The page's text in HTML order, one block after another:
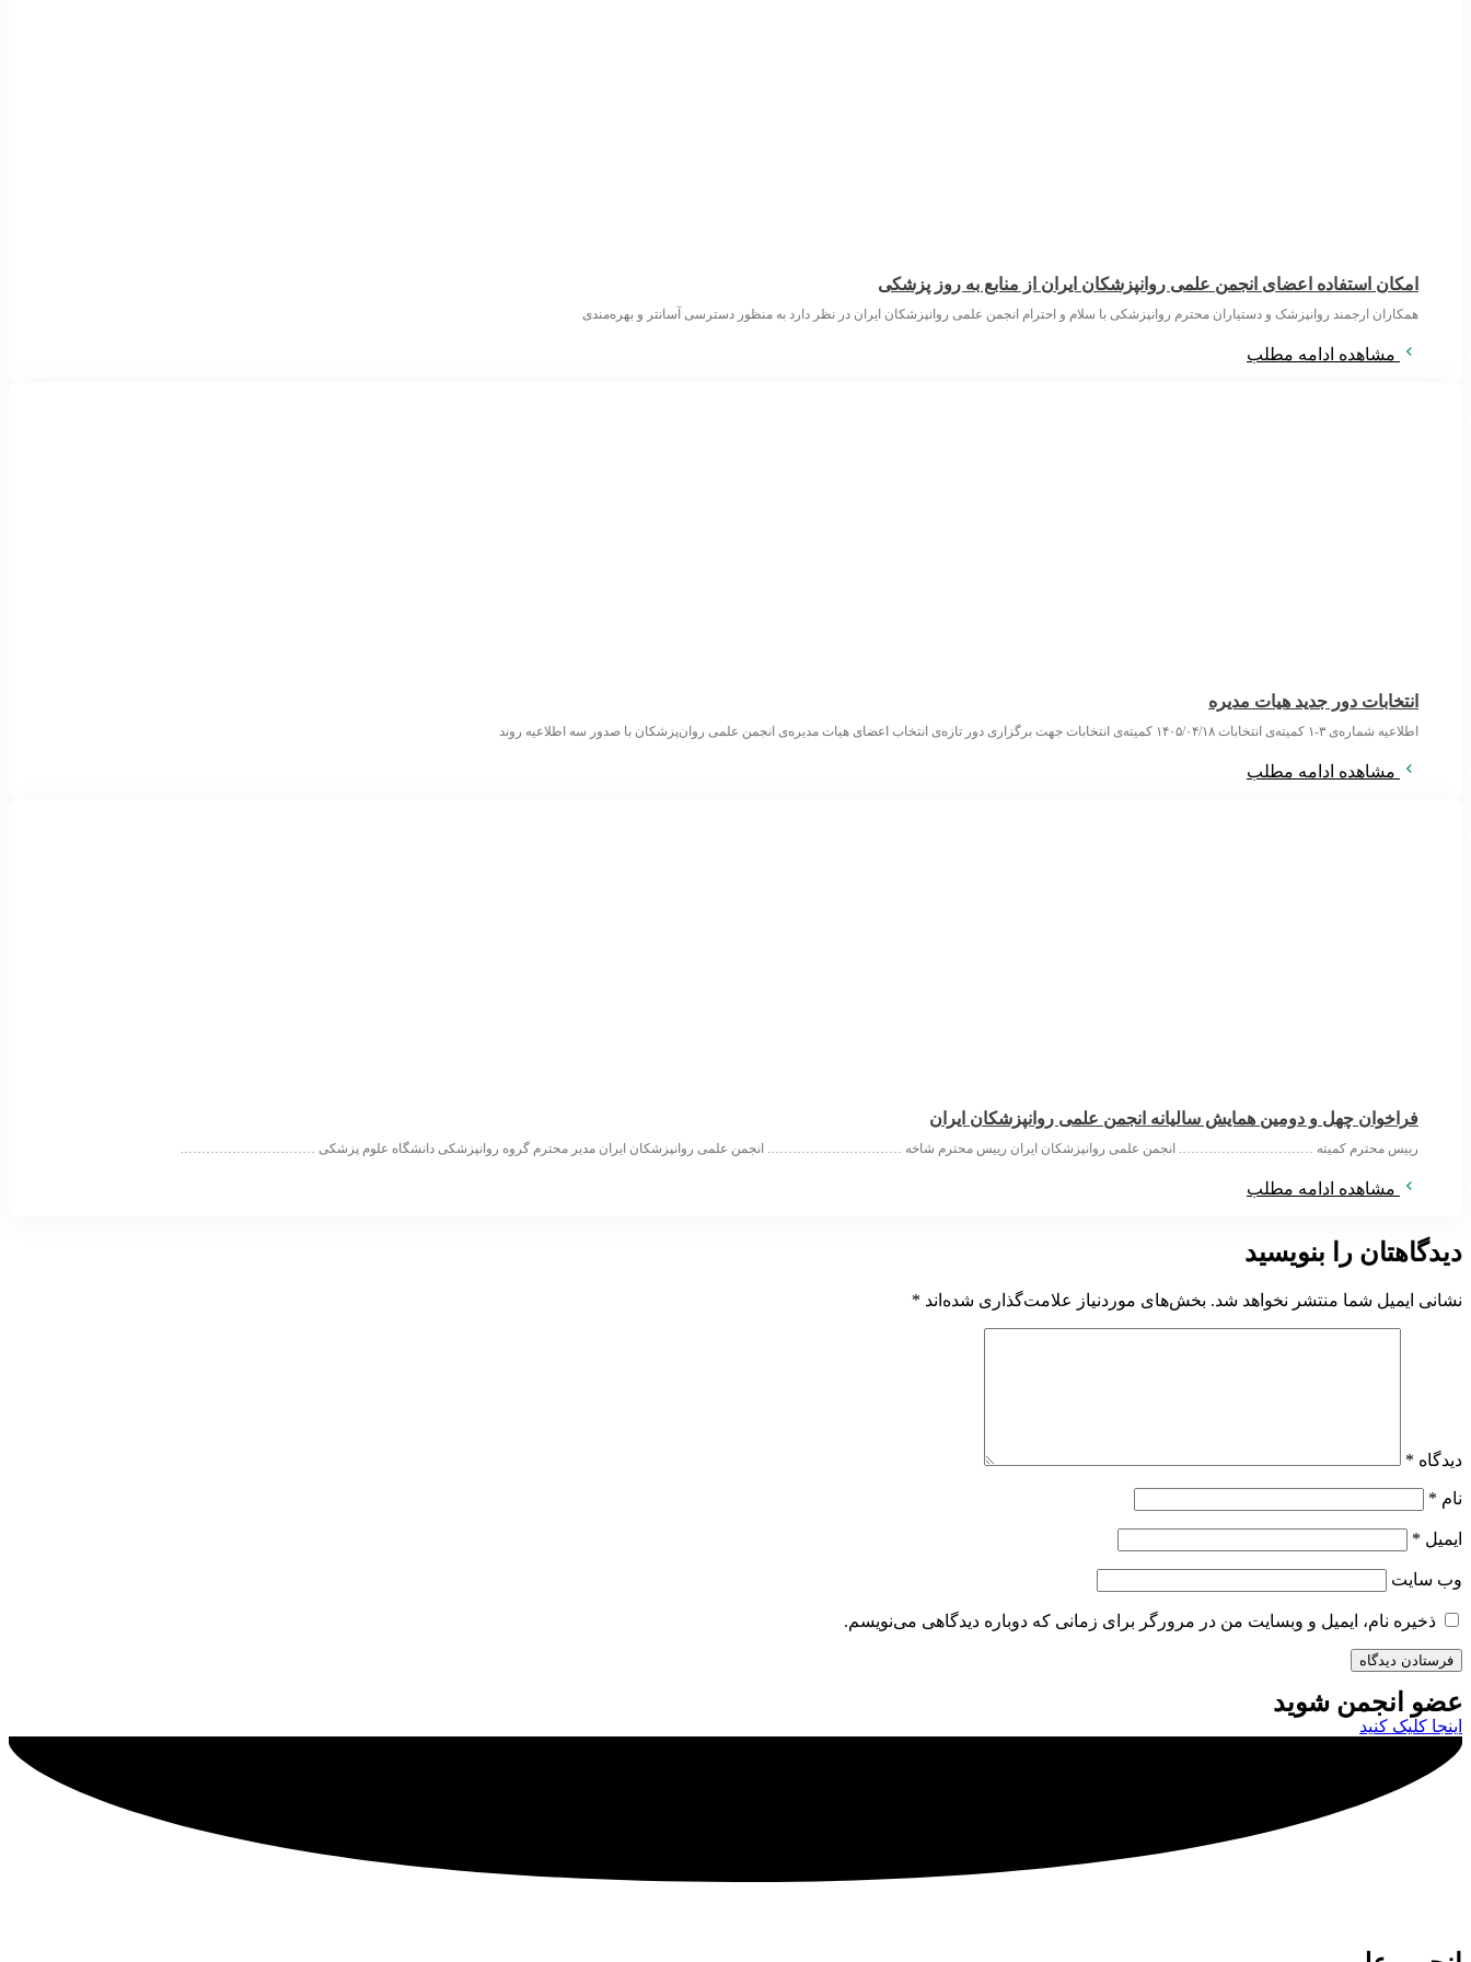
امکان استفاده اعضای انجمن علمی روانپزشکان ایران از منابع به روز پزشکی
همکاران ارجمند روانپزشک و دستیاران محترم روانپزشکی با سلام و احترام انجمن علمی روانپزشکان ایران در نظر دارد به منظور دسترسی آسانتر و بهره‌مندی
مشاهده ادامه مطلب
انتخابات دور جدید هیات مدیره
اطلاعیه شماره‌ی ۳-۱ کمیته‌ی انتخابات ۱۴۰۵/۰۴/۱۸ کمیته‌ی انتخابات جهت برگزاری دور تازه‌ی انتخاب اعضای هیات مدیره‌ی انجمن علمی روان‌پزشکان با صدور سه اطلاعیه روند
مشاهده ادامه مطلب
فراخوان چهل و دومین همایش سالیانه انجمن علمی روانپزشکان ایران
رییس محترم کمیته …………………………. انجمن علمی روانپزشکان ایران رییس محترم شاخه …………………………. انجمن علمی روانپزشکان ایران مدیر محترم گروه روانپزشکی دانشگاه علوم پزشکی ………………………….
مشاهده ادامه مطلب
دیدگاهتان را بنویسید
نشانی ایمیل شما منتشر نخواهد شد. بخش‌های موردنیاز علامت‌گذاری شده‌اند *
دیدگاه *
نام *
ایمیل *
وب‌ سایت
ذخیره نام، ایمیل و وبسایت من در مرورگر برای زمانی که دوباره دیدگاهی می‌نویسم.
عضو انجمن شوید
اینجا کلیک کنید